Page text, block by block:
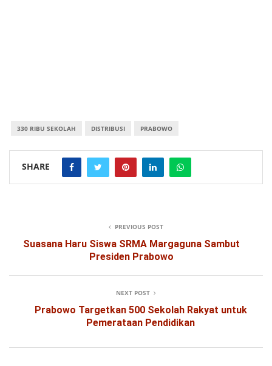
330 RIBU SEKOLAH DISTRIBUSI PRABOWO
SHARE
PREVIOUS POST
Suasana Haru Siswa SRMA Margaguna Sambut
Presiden Prabowo
NEXT POST
Prabowo Targetkan 500 Sekolah Rakyat untuk
Pemerataan Pendidikan